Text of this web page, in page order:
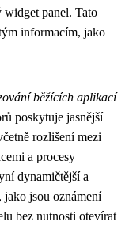
widget panel. Tato
informacím, jako
běžících aplikací
poskytuje jasnější
rozlišení mezi
a procesy
dynamičtější a
jako jsou oznámení
bez nutnosti otevírat